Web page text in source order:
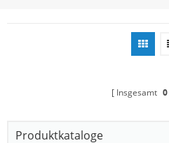
Insgesamt 0
Produktkataloge